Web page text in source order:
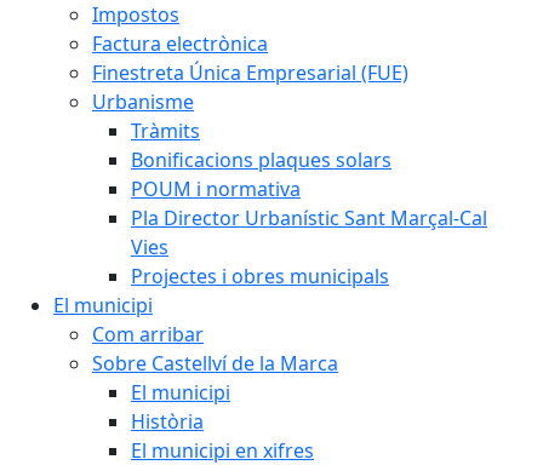
Impostos
Factura electrònica
Finestreta Única Empresarial (FUE)
Urbanisme
Tràmits
Bonificacions plaques solars
POUM i normativa
Pla Director Urbanístic Sant Marçal-Cal
Vies
Projectes i obres municipals
El municipi
Com arribar
Sobre Castellví de la Marca
El municipi
Història
El municipi en xifres